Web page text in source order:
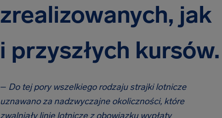
zrealizowanych, jak
i przyszłych kursów.
– Do tej pory wszelkiego rodzaju strajki lotnicze
uznawano za nadzwyczajne okoliczności, które
zwalniały linie lotnicze z obowiązku wypłaty